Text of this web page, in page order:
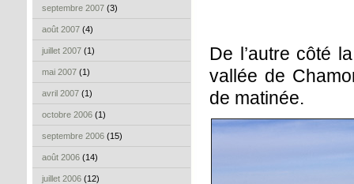
septembre 2007 (3)
août 2007 (4)
juillet 2007 (1)
mai 2007 (1)
avril 2007 (1)
octobre 2006 (1)
septembre 2006 (15)
août 2006 (14)
juillet 2006 (12)
De l’autre côté
vallée de
de matinée.